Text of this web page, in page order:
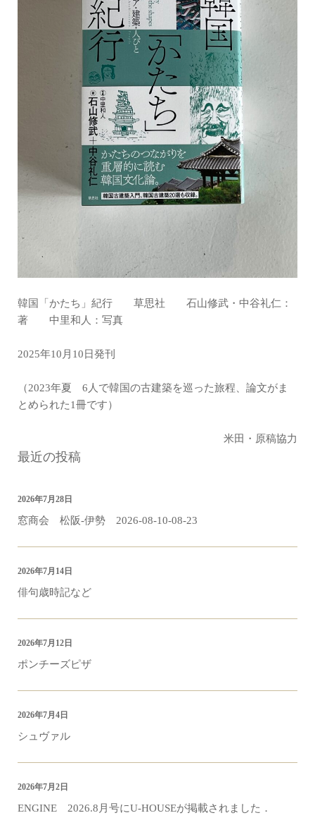
韓国「かたち」紀行 草思社 石山修武・中谷礼仁：
著 中里和人：写真
2025年10月10日発刊
（2023年夏 6人で韓国の古建築を巡った旅程、論文がま
とめられた1冊です）
米田・原稿協力
最近の投稿
窓商会 松阪-伊勢 2026-08-10-08-23
2026年7月28日
俳句歳時記など
2026年7月14日
ポンチーズピザ
2026年7月12日
シュヴァル
2026年7月4日
ENGINE 2026.8月号にU-HOUSEが掲載されました．
2026年7月2日